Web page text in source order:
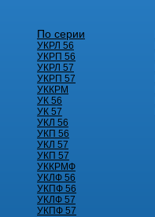
По серии
УКРЛ 56
УКРП 56
УКРЛ 57
УКРП 57
УККРМ
УК 56
УК 57
УКЛ 56
УКП 56
УКЛ 57
УКП 57
УККРМФ
УКЛФ 56
УКПФ 56
УКЛФ 57
УКПФ 57